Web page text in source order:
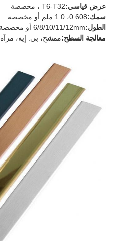
عرض قياسي:T6-T32 ، مخصصة
سمك:0.608، 1.0 ملم أو مخصصة
الطول:6/8/10/11/12mm أو مخصصة
معالجة السطح:ممشح، بي. إيه، مرآة